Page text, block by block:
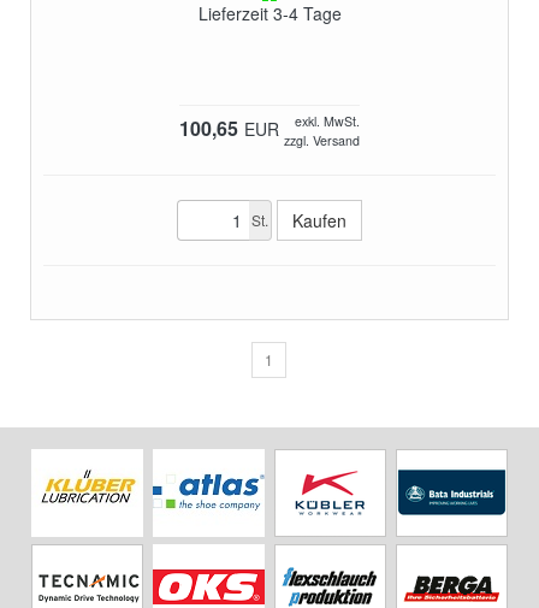
Lieferzeit 3-4 Tage
100,65 EUR
exkl. MwSt.
zzgl. Versand
St.
1